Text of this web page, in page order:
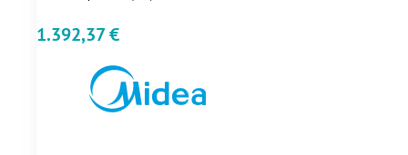
1.392,37€